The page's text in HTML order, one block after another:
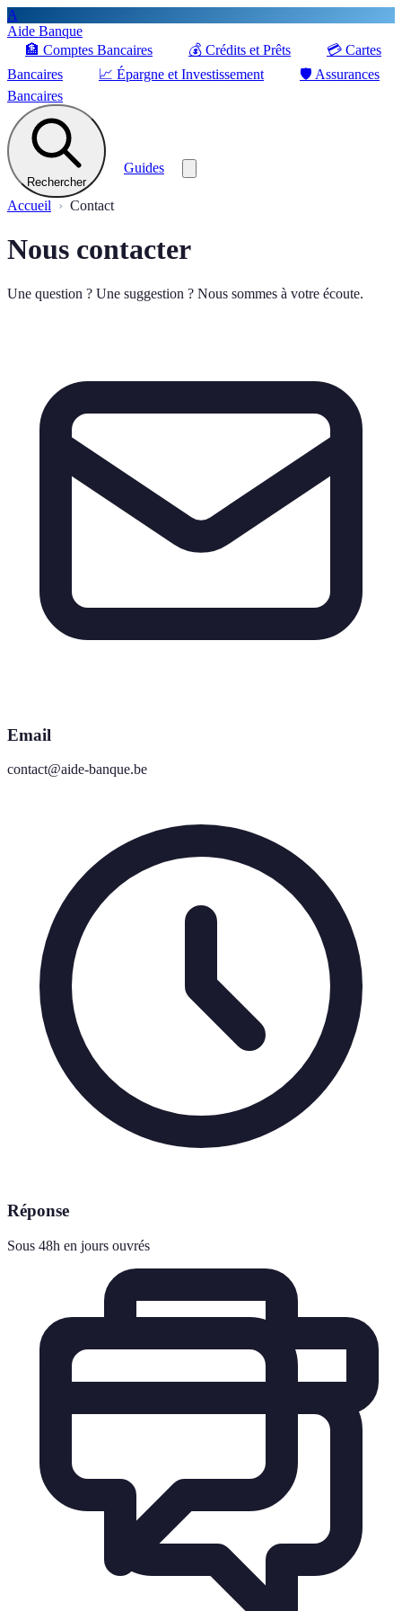
A
Aide Banque
🏦 Comptes Bancaires 💰 Crédits et Prêts 💳 Cartes
Bancaires
📈 Épargne et Investissement 🛡️ Assurances
Bancaires
Rechercher
Guides
Accueil Contact
Nous contacter
Une question ? Une suggestion ? Nous sommes à votre écoute.
Email
contact@aide-banque.be
Réponse
Sous 48h en jours ouvrés